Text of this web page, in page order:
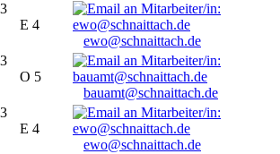
E 4
ewo@schnaittach.de
O 5
bauamt@schnaittach.de
E 4
ewo@schnaittach.de